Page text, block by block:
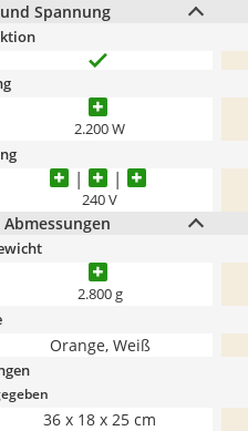
Spannung
2.200 W
240 V
2.800 g
Orange, Weiß
36 x 18 x 25 cm